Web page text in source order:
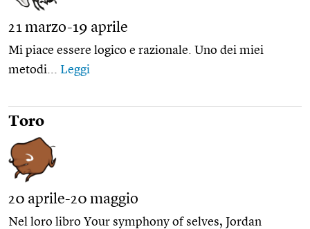
21 marzo-19 aprile
Mi piace essere logico e razionale. Uno dei miei
metodi... Leggi
Toro
20 aprile-20 maggio
Nel loro libro Your symphony of selves, Jordan